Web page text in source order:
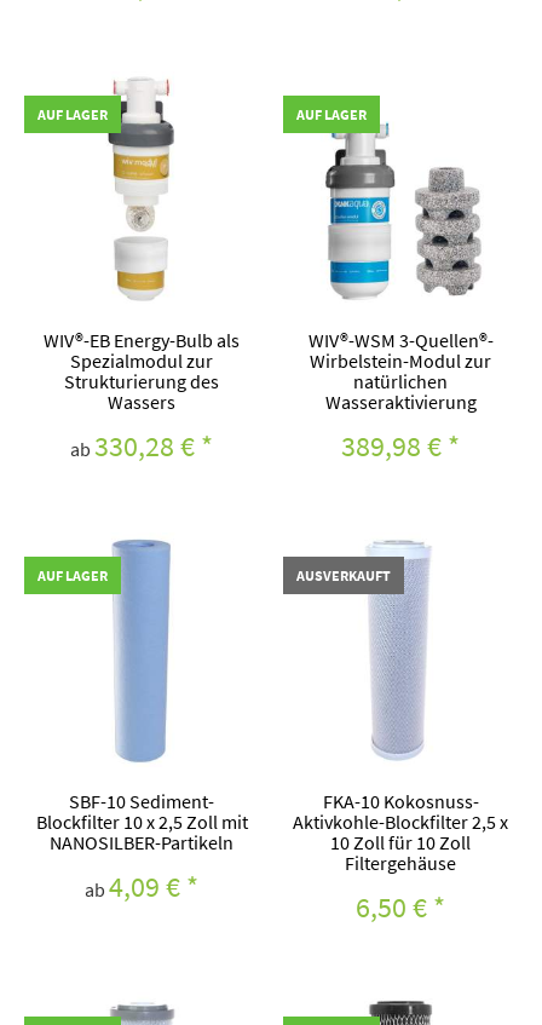
AUF LAGER
WIV®-EB Energy-Bulb als
Spezialmodul zur
Strukturierung des
Wassers
ab 330,28 €*
AUF LAGER
WIV®-WSM 3-Quellen®-
Wirbelstein-Modul zur
natürlichen
Wasseraktivierung
389,98 €*
AUF LAGER
SBF-10 Sediment-
Blockfilter 10 x 2,5 Zoll mit
NANOSILBER-Partikeln
ab 4,09 €*
AUSVERKAUFT
FKA-10 Kokosnuss-
Aktivkohle-Blockfilter 2,5 x
10 Zoll für 10 Zoll
Filtergehäuse
6,50 €*